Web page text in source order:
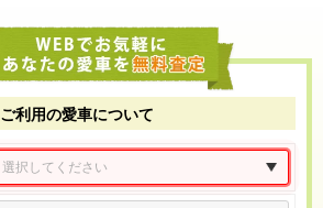
ご利用の愛車について